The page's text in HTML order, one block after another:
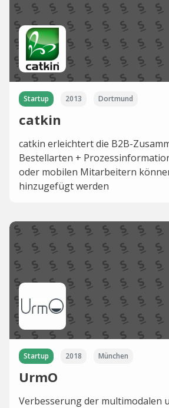
Startup 2013 Dortmund
catkin
catkin erleichtert die B2B-
Bestellarten +
oder mobilen Mitarbeitern
hinzugefügt werden
Startup 2018 München
UrmO
Verbesserung der multimodalen